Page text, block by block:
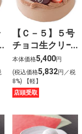
【Ｃ－５】５号
チョコ生クリー
ムケーキ
本体価格5,400円
(税込価格5,832円／税
8%) 【軽】
店頭受取